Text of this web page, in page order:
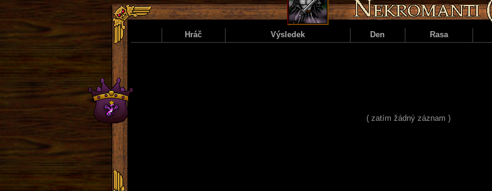
Hráč Výsledek Den Rasa
( zatím žádný záznam )